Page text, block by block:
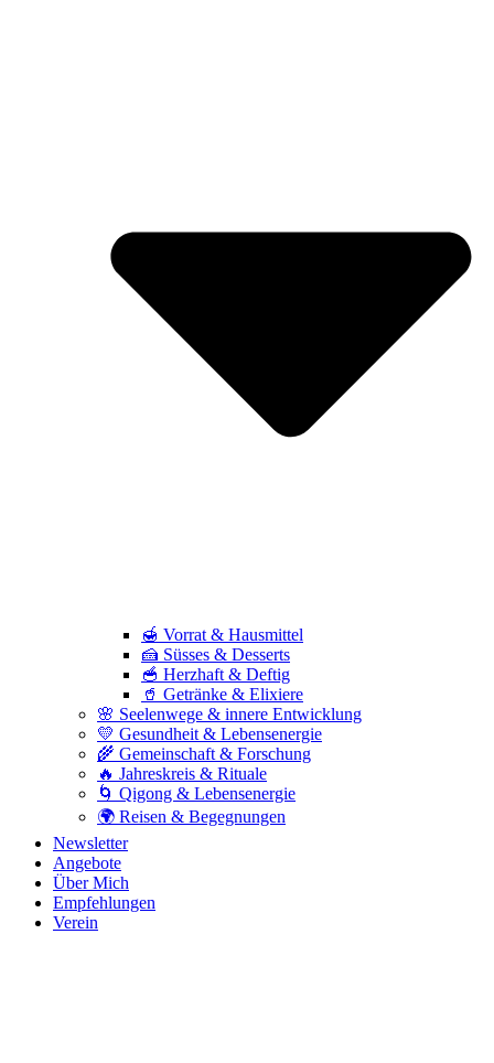
🍯 Vorrat & Hausmittel
🍰 Süsses & Desserts
🥣 Herzhaft & Deftig
🥤 Getränke & Elixiere
🌸 Seelenwege & innere Entwicklung
💛 Gesundheit & Lebensenergie
🌾 Gemeinschaft & Forschung
🔥 Jahreskreis & Rituale
🌀 Qigong & Lebensenergie
🌍 Reisen & Begegnungen
Newsletter
Angebote
Über Mich
Empfehlungen
Verein